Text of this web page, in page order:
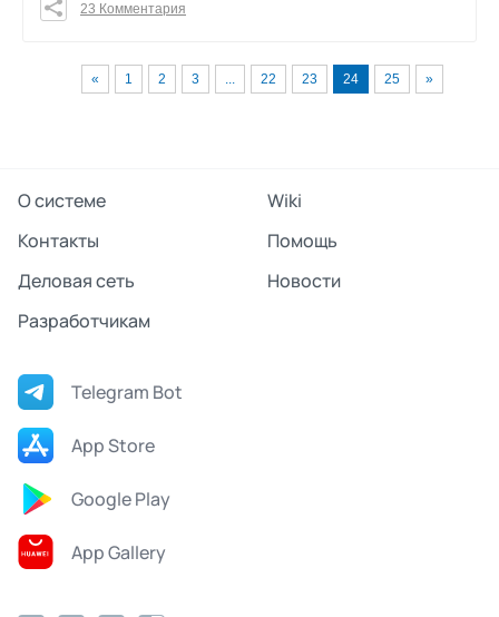
0
23 Комментария
« 1 2 3 ... 22 23 24 25 »
О системе
Wiki
Контакты
Помощь
Деловая сеть
Новости
Разработчикам
Telegram Bot
App Store
Google Play
App Gallery